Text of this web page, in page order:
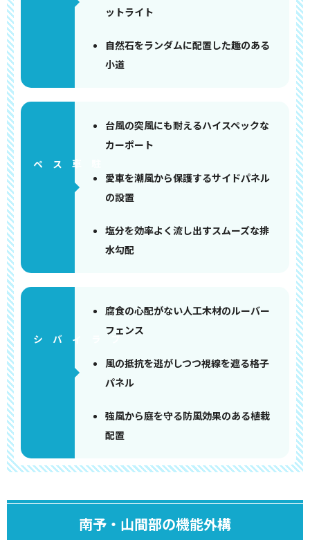
ットライト
自然石をランダムに配置した趣のある
小道
台風の突風にも耐えるハイスペックな
カーポート
愛車を潮風から保護するサイドパネル
の設置
塩分を効率よく流し出すスムーズな排
水勾配
腐食の心配がない人工木材のルーバー
フェンス
風の抵抗を逃がしつつ視線を遮る格子
パネル
強風から庭を守る防風効果のある植栽
配置
南予・山間部の機能外構